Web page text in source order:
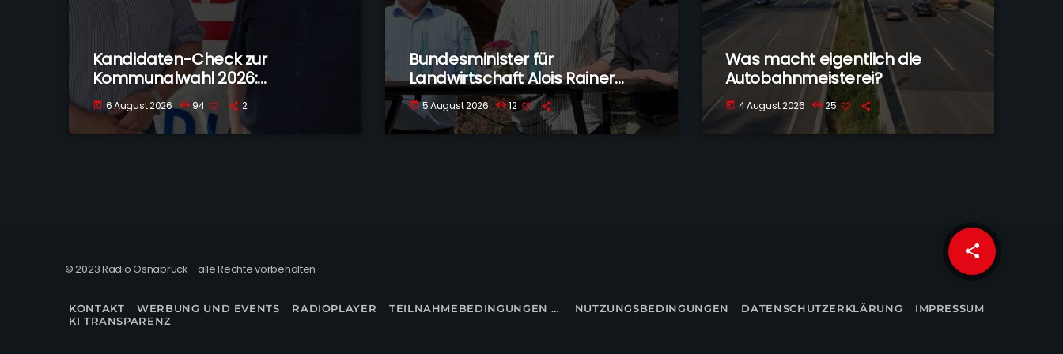
share
email
Kandidaten-Check zur
Kommunalwahl 2026:
Georgsmarienhütte
today 6 August 2026 94 2
Bundesminister für
Landwirtschaft Alois Rainer
besucht Voltlage-Weese
today 5 August 2026 12
Was macht eigentlich die
Autobahnmeisterei?
today 4 August 2026 25
© 2023 Radio Osnabrück - alle Rechte vorbehalten
KONTAKT WERBUNG UND EVENTS RADIOPLAYER TEILNAHMEBEDINGUNGEN FÜR GEWINNSPIELE NUTZUNGSBEDINGUNGEN DATENSCHUTZERKLÄRUNG
IMPRESSUM
KI TRANSPARENZ